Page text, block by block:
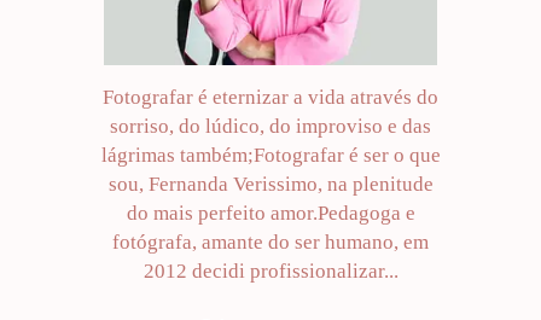
Fotografar é eternizar a vida através do
sorriso, do lúdico, do improviso e das
lágrimas também;Fotografar é ser o que
sou, Fernanda Verissimo, na plenitude
do mais perfeito amor.Pedagoga e
fotógrafa, amante do ser humano, em
2012 decidi profissionalizar...